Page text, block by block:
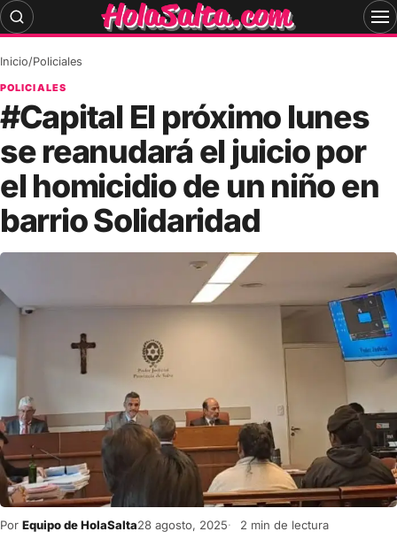
Skip
to
Inicio/Policiales
POLICIALES
#Capital El próximo lunes
se reanudará el juicio por
el homicidio de un niño en
barrio Solidaridad
Por Equipo de HolaSalta28 agosto, 2025 2 min de lectura